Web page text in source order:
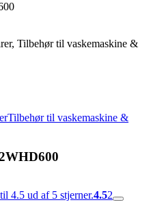
Tilbehør til vaskemaskine &
Tilbehør til vaskemaskine &
4.5 ud af 5 stjerner.4.52